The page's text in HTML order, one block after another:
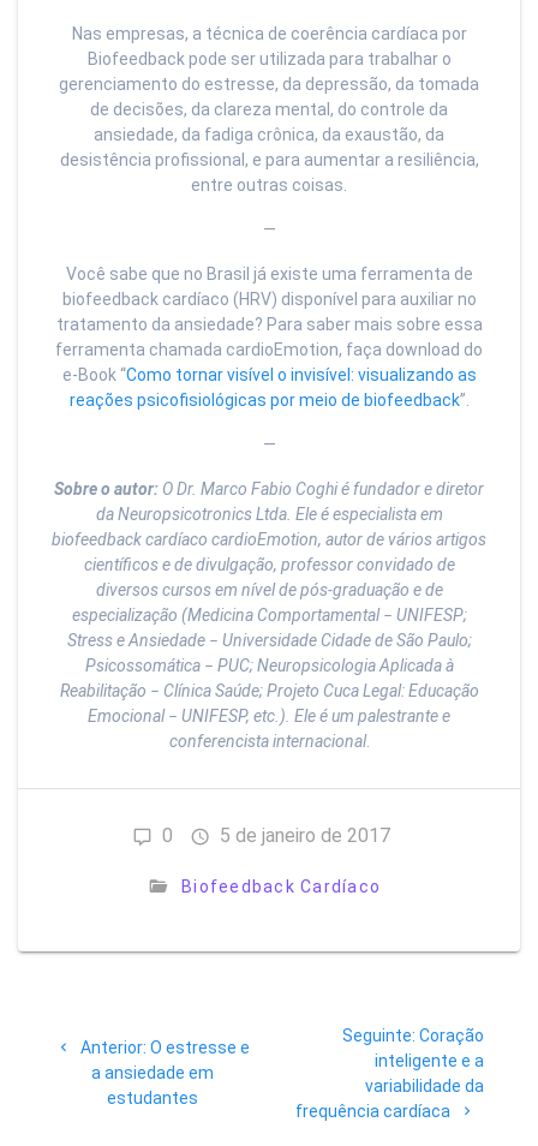
Nas empresas, a técnica de coerência cardíaca por
Biofeedback pode ser utilizada para trabalhar o
gerenciamento do estresse, da depressão, da tomada
de decisões, da clareza mental, do controle da
ansiedade, da fadiga crônica, da exaustão, da
desistência profissional, e para aumentar a resiliência,
entre outras coisas.
—
Você sabe que no Brasil já existe uma ferramenta de
biofeedback cardíaco (HRV) disponível para auxiliar no
tratamento da ansiedade? Para saber mais sobre essa
ferramenta chamada cardioEmotion, faça download do
e-Book “Como tornar visível o invisível: visualizando as
reações psicofisiológicas por meio de biofeedback”.
—
Sobre o autor: O Dr. Marco Fabio Coghi é fundador e diretor
da Neuropsicotronics Ltda. Ele é especialista em
biofeedback cardíaco cardioEmotion, autor de vários artigos
científicos e de divulgação, professor convidado de
diversos cursos em nível de pós-graduação e de
especialização (Medicina Comportamental − UNIFESP;
Stress e Ansiedade − Universidade Cidade de São Paulo;
Psicossomática − PUC; Neuropsicologia Aplicada à
Reabilitação − Clínica Saúde; Projeto Cuca Legal: Educação
Emocional − UNIFESP, etc.). Ele é um palestrante e
conferencista internacional.
0 5 de janeiro de 2017
Biofeedback Cardíaco
de
Post
Anterior: Post
anterior:
O estresse e
a ansiedade em
estudantes
Seguinte: Post
seguinte:
Coração
inteligente e a
variabilidade da
frequência cardíaca